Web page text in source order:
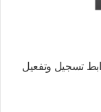
تسجيل وتفعيل